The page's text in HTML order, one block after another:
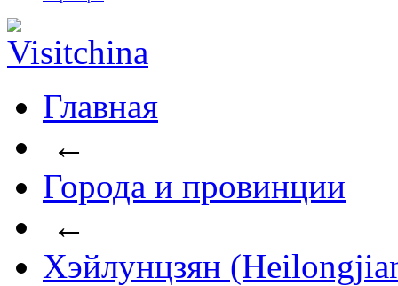
Главная
←
Города и провинции
←
Хэйлунцзян